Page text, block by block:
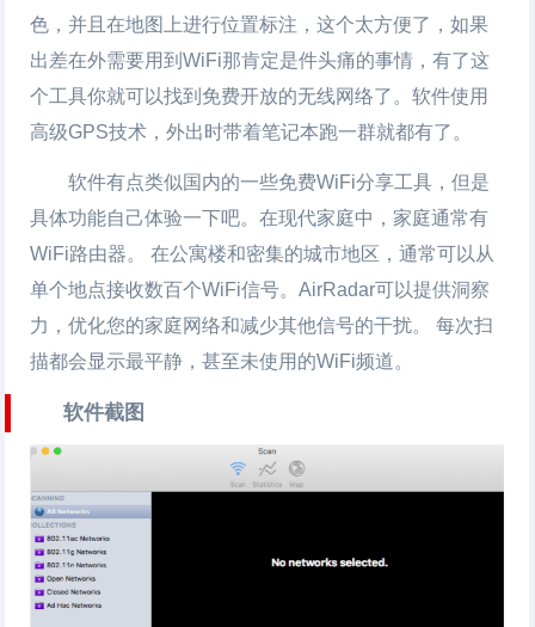
色，并且在地图上进行位置标注，这个太方便了，如果
出差在外需要用到WiFi那肯定是件头痛的事情，有了这
个工具你就可以找到免费开放的无线网络了。软件使用
高级GPS技术，外出时带着笔记本跑一群就都有了。
软件有点类似国内的一些免费WiFi分享工具，但是
具体功能自己体验一下吧。在现代家庭中，家庭通常有
WiFi路由器。 在公寓楼和密集的城市地区，通常可以从
单个地点接收数百个WiFi信号。AirRadar可以提供洞察
力，优化您的家庭网络和减少其他信号的干扰。 每次扫
描都会显示最平静，甚至未使用的WiFi频道。
软件截图